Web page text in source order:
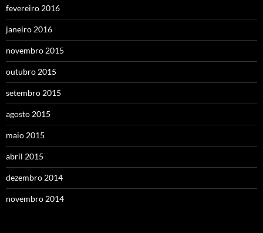
fevereiro 2016
janeiro 2016
novembro 2015
outubro 2015
setembro 2015
agosto 2015
maio 2015
abril 2015
dezembro 2014
novembro 2014